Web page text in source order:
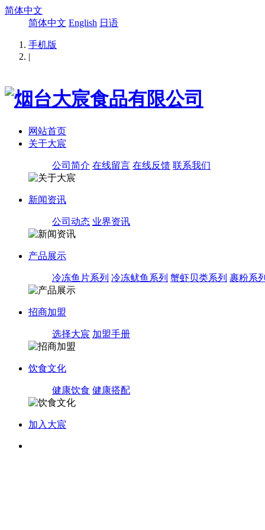
简体中文
简体中文 English 日语
手机版
|
网站首页
关于大宸
公司简介 在线留言 在线反馈 联系我们
新闻资讯
公司动态 业界资讯
产品展示
冷冻鱼片系列 冷冻鱿鱼系列 蟹虾贝类系列 裹粉系
招商加盟
选择大宸 加盟手册
饮食文化
健康饮食 健康搭配
加入大宸